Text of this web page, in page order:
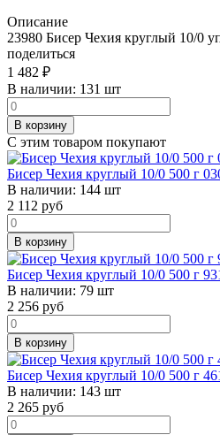
Описание
23980 Бисер Чехия круглый 10/0
поделиться
1 482 ₽
В наличии: 131 шт
В корзину
С этим товаром покупают
Бисер Чехия круглый 10/0 500 г
В наличии: 144 шт
2 112 руб
В корзину
Бисер Чехия круглый 10/0 500 г
В наличии: 79 шт
2 256 руб
В корзину
Бисер Чехия круглый 10/0 500 г
В наличии: 143 шт
2 265 руб